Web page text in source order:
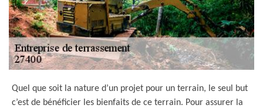
Quel que soit la nature d’un projet pour un terrain, le seul but
c’est de bénéficier les bienfaits de ce terrain. Pour assurer la